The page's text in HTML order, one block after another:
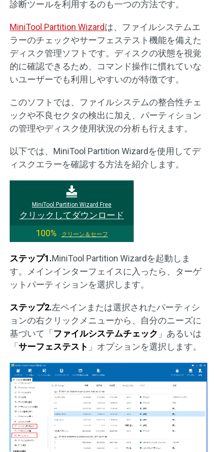
診断ツールを利用するのも一つの方法です。
MiniTool Partition Wizardは、ファイルシステムエ
ラーのチェックやサーフェステスト機能を備えた
ディスク管理ソフトです。ディスクの状態を視覚
的に確認できるため、コマンド操作に慣れていな
いユーザーでも利用しやすいのが特徴です。
このソフトでは、ファイルシステムの整合性チェ
ックや不良セクタの検出に加え、パーティション
の管理やディスク使用状況の分析も行えます。
以下では、MiniTool Partition Wizardを使用してデ
ィスクエラーを確認する方法を紹介します。
MiniTool Partition Wizard Free
クリックしてダウンロード
100%
クリーン＆セーフ
ステップ1.MiniTool Partition Wizardを起動しま
す。メインインターフェイスに入ったら、ターゲ
ットパーティションを選択します。
ステップ2.左ペインまたは選択されたパーティシ
ョンの右クリックメニューから、自分のニーズに
基づいて「ファイルシステムチェック 」あるいは
「サーフェステスト 」オプションを選択します。